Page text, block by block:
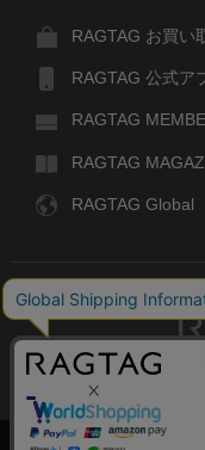
RAGTAG お買い
RAGTAG 公式ア
RAGTAG
RAGTAG
RAGTAG Global
デザイナーズブラ